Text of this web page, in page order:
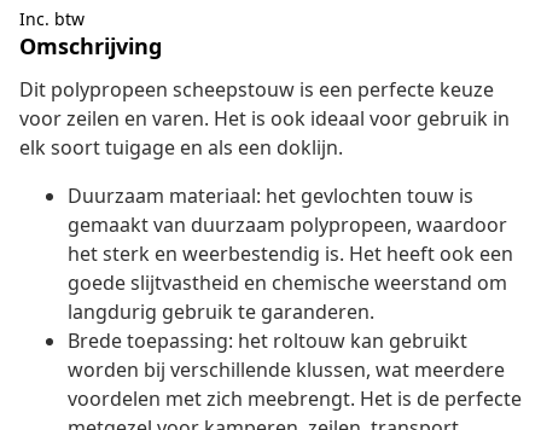
Inc. btw
Omschrijving
Dit polypropeen scheepstouw is een perfecte keuze
voor zeilen en varen. Het is ook ideaal voor gebruik in
elk soort tuigage en als een doklijn.
Duurzaam materiaal: het gevlochten touw is
gemaakt van duurzaam polypropeen, waardoor
het sterk en weerbestendig is. Het heeft ook een
goede slijtvastheid en chemische weerstand om
langdurig gebruik te garanderen.
Brede toepassing: het roltouw kan gebruikt
worden bij verschillende klussen, wat meerdere
voordelen met zich meebrengt. Het is de perfecte